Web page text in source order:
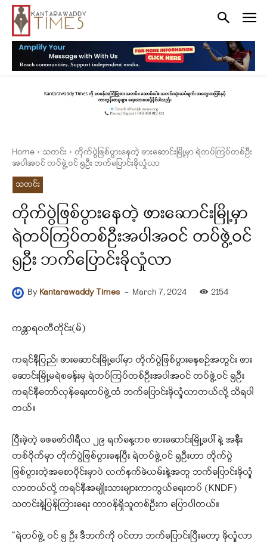
Home သတင်း
တိုက်ပွဲဖြစ်ပွားနေတဲ့ ဖားဆောင်းမြို့မှာ ရဲတပ်ကြပ်တစ်ဦး
အပါအဝင် တပ်ဖွဲ့ဝင် ၅ဦး ဘက်ပြောင်းခိုလှုံလာ
သတင်း
တိုက်ပွဲဖြစ်ပွားနေတဲ့ ဖားဆောင်းမြို့မှာ
ရဲတပ်ကြပ်တစ်ဦးအပါအဝင် တပ်ဖွဲ့ဝင်
၅ဦး ဘက်ပြောင်းခိုလှုံလာ
By Kantarawaddy Times - March 7, 2024 2154
ကန္တာရဝတီတိုင်း(မ်)
ကရင်နီပြည်၊ ဖားဆောင်းမြို့ပေါ်မှာ တိုက်ပွဲဖြစ်ပွားနေစဉ်အတွင်း ဖား
ဆောင်းမြို့မရဲစခန်းမှ ရဲတပ်ကြပ်တစ်ဦးအပါအဝင် တပ်ဖွဲ့ဝင် ၅ဦး
ကရင်နီတော်လှန်ရေးတပ်ဖွဲ့ထံ ဘက်ပြောင်းခိုလှုံလာတယ်လို့ သိရပါ
တယ်။
ပြီးခဲ့တဲ့ ဖေဖော်ဝါရီလ ၂၉ ရက်နေ့ကစ ဖားဆောင်းမြို့ပေါ် နဲ့ အနီး
တစ်ဝိုက်မှာ တိုက်ပွဲဖြစ်ပွားနေပြီး ရဲတပ်ဖွဲ့ဝင် ၅ဦးဟာ တိုက်ပွဲ
ဖြစ်ပွားတဲ့အစောပိုင်းမှာပဲ လက်နက်ခဲယမ်းနဲ့အတူ ဘက်ပြောင်းခိုလှုံ
လာတယ်လို့ ကရင်နီအမျိုးသားများကာကွယ်ရေးတပ် (KNDF)
သတင်းနဲ့ပြန်ကြားရေး တာဝန်ရှိသူတစ်ဦးက ပြောပါတယ်။
“ရဲတပ်ဖွဲ့ ဝင် ၅ ဦး ဒီဘက်ကို ဝင်တာ ဘက်ပြောင်းပြီးတော့ ခိုလှုံလာ